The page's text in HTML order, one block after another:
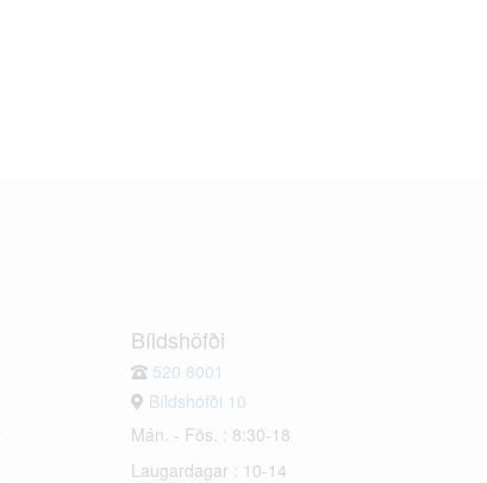
Bíldshöfði
520 8001
Bíldshöfði 10
Mán. - Fös. : 8:30-18
Laugardagar : 10-14